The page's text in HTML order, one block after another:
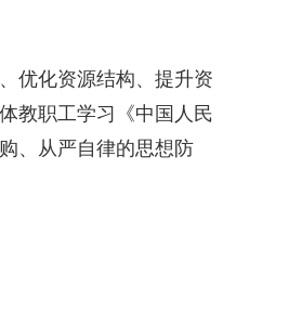
优化资源结构、提升资
教职工学习《中国人民
、从严自律的思想防